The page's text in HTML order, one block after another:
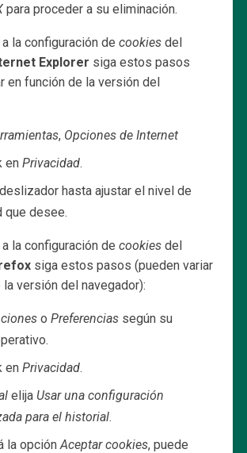
para proceder a su eliminación.
la configuración de cookiesdel
Explorer siga estos pasos
en función de la versión del
, Opciones de Internet
en Privacidad.
hasta ajustar el nivel de
que desee.
la configuración de cookiesdel
siga estos pasos (pueden variar
versión del navegador):
o Preferenciassegún su
en Privacidad.
elija Usar una configuración
para el historial.
la opción Aceptar cookies, puede